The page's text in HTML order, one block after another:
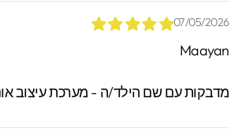
07/05/2026
Maayan
מדבקות עם שם הילד/ה - מערכת עיצוב